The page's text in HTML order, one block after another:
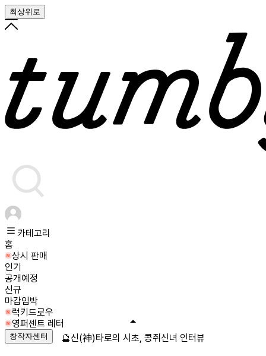
최상위로
카테고리
홈
상시 판매
인기
공개예정
신규
마감임박
럭키드로우
영퍼센트 레터
창작자센터 🔮신(神)타로의 시초, 콩쥐신녀 인터뷰